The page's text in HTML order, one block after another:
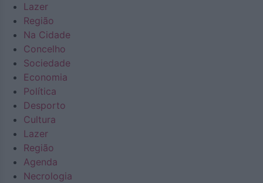
Lazer
Região
Na Cidade
Concelho
Sociedade
Economia
Política
Desporto
Cultura
Lazer
Região
Agenda
Necrologia